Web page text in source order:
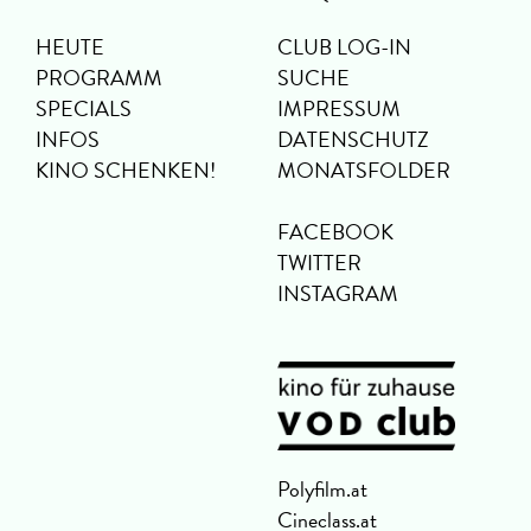
HEUTE
PROGRAMM
SPECIALS
INFOS
KINO SCHENKEN!
CLUB LOG-IN
SUCHE
IMPRESSUM
DATENSCHUTZ
MONATSFOLDER
FACEBOOK
TWITTER
INSTAGRAM
Polyfilm.at
Cineclass.at